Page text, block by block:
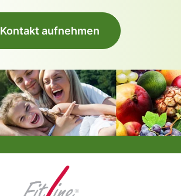
Kontakt aufnehmen